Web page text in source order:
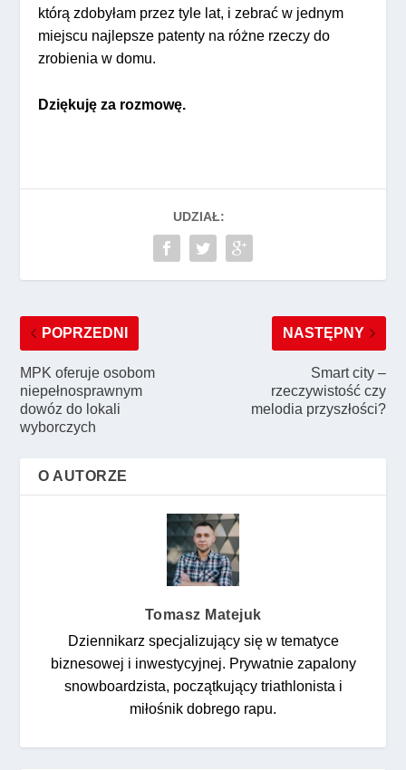
którą zdobyłam przez tyle lat, i zebrać w jednym
miejscu najlepsze patenty na różne rzeczy do
zrobienia w domu.
Dziękuję za rozmowę.
UDZIAŁ:
POPRZEDNI
MPK oferuje osobom
niepełnosprawnym
dowóz do lokali
wyborczych
NASTĘPNY
Smart city –
rzeczywistość czy
melodia przyszłości?
O AUTORZE
Tomasz Matejuk
Dziennikarz specjalizujący się w tematyce
biznesowej i inwestycyjnej. Prywatnie zapalony
snowboardzista, początkujący triathlonista i
miłośnik dobrego rapu.